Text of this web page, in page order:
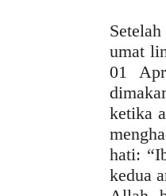
umat
01
ketika
hati:
kedua